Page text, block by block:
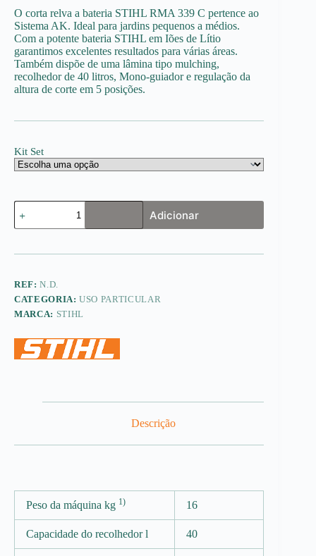
through
529.00€
O corta relva a bateria STIHL RMA 339 C pertence ao
Sistema AK. Ideal para jardins pequenos a médios.
Com a potente bateria STIHL em Iões de Lítio
garantimos excelentes resultados para várias áreas.
Também dispõe de uma lâmina tipo mulching,
recolhedor de 40 litros, Mono-guiador e regulação da
altura de corte em 5 posições.
Kit Set
Quantidade
de
RMA
C
Adicionar
REF:N.D.
CATEGORIA:USO PARTICULAR
MARCA: STIHL
Descrição
Peso da máquina kg 1) 16
Capacidade do recolhedor l 40